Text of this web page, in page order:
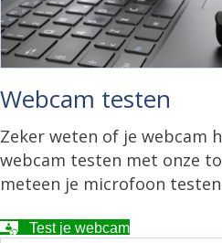
Webcam testen
Zeker weten of je webcam
webcam testen met onze
meteen je microfoon
Test je webcam